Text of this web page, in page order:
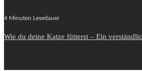
4 Minuten Lesedauer
Wie du deine Katze fütterst – Ein